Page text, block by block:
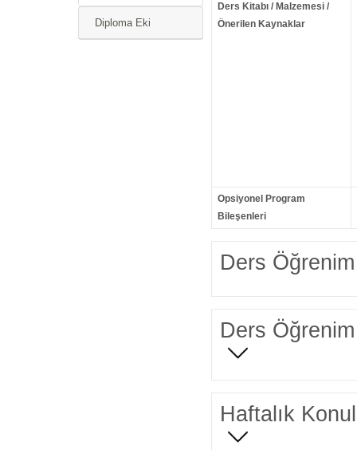
Diploma Eki
Ders Kitabı / Malzemesi /
Önerilen Kaynaklar
Opsiyonel Program
Bileşenleri
Ders Öğrenim
Ders Öğrenim
Haftalık